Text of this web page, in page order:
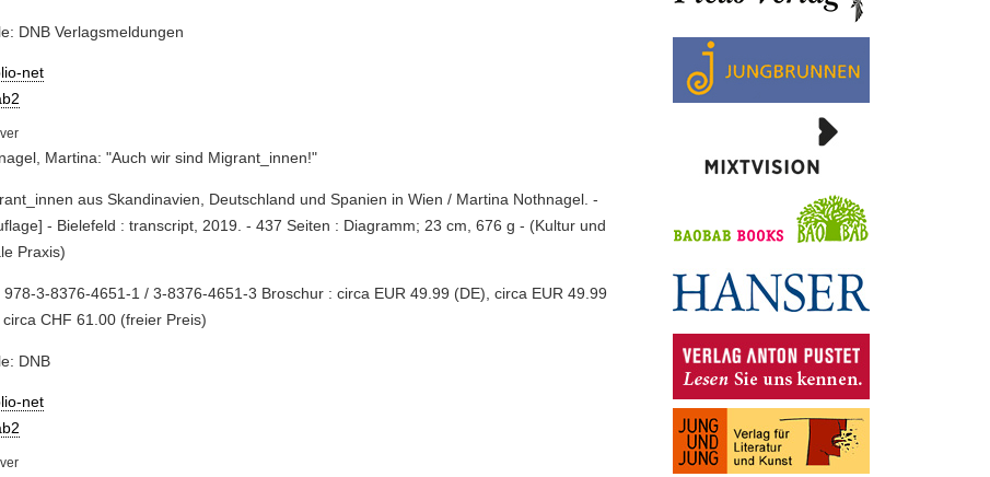
DNB Verlagsmeldungen
net
Martina: "Auch wir sind Migrant_innen!"
aus Skandinavien, Deutschland und Spanien in Wien / Martina Nothnagel. -
- Bielefeld : transcript, 2019. - 437 Seiten : Diagramm; 23 cm, 676 g - (Kultur und
Praxis)
978-3-8376-4651-1 / 3-8376-4651-3 Broschur : circa EUR 49.99 (DE), circa EUR 49.99
circa CHF 61.00 (freier Preis)
DNB
net